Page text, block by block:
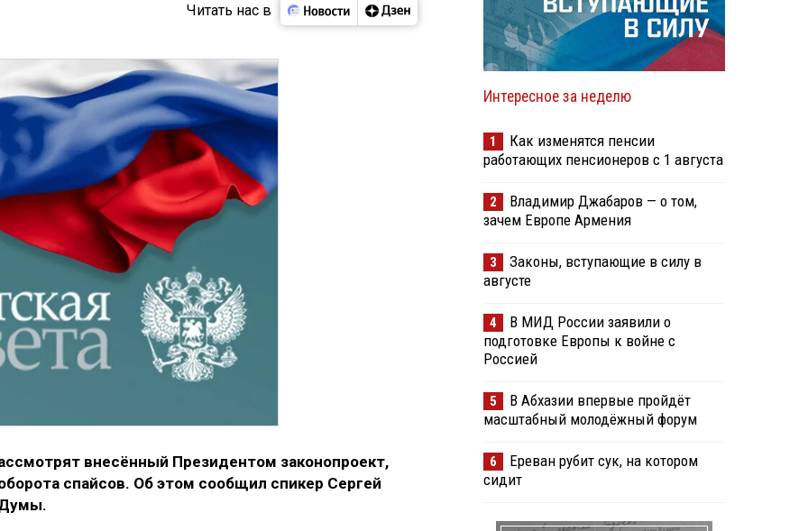
Читать нас в
внесённый Президентом законопроект,
спайсов. Об этом сообщил спикер Сергей
Думы.
Интересное за неделю
1
Как изменятся пенсии
работающих пенсионеров с 1 августа
2
Владимир Джабаров — о том,
зачем Европе Армения
3
Законы, вступающие в силу в
августе
4
В МИД России заявили о
подготовке Европы к войне с
Россией
5
В Абхазии впервые пройдёт
масштабный молодёжный форум
6
Ереван рубит сук, на котором
сидит